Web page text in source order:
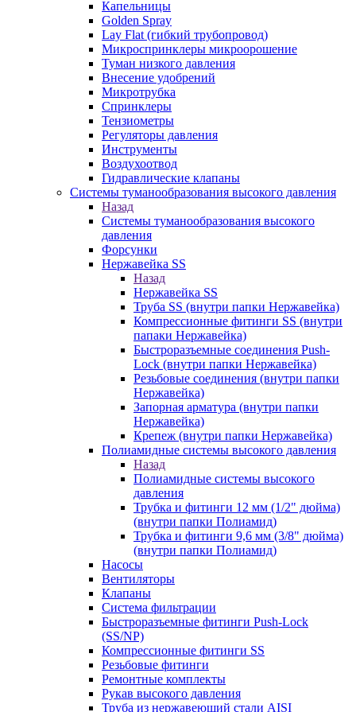
Капельницы
Golden Spray
Lay Flat (гибкий трубопровод)
Микроспринклеры микроорошение
Туман низкого давления
Внесение удобрений
Микротрубка
Спринклеры
Тензиометры
Регуляторы давления
Инструменты
Воздухоотвод
Гидравлические клапаны
Системы туманообразования высокого давления
Назад
Системы туманообразования высокого
давления
Форсунки
Нержавейка SS
Назад
Нержавейка SS
Труба SS (внутри папки Нержавейка)
Компрессионные фитинги SS (внутри
папаки Нержавейка)
Быстроразъемные соединения Push-
Lock (внутри папки Нержавейка)
Резьбовые соединения (внутри папки
Нержавейка)
Запорная арматура (внутри папки
Нержавейка)
Крепеж (внутри папки Нержавейка)
Полиамидные системы высокого давления
Назад
Полиамидные системы высокого
давления
Трубка и фитинги 12 мм (1/2" дюйма)
(внутри папки Полиамид)
Трубка и фитинги 9,6 мм (3/8" дюйма)
(внутри папки Полиамид)
Насосы
Вентиляторы
Клапаны
Система фильтрации
Быстроразъемные фитинги Push-Lock
(SS/NP)
Компрессионные фитинги SS
Резьбовые фитинги
Ремонтные комплекты
Рукав высокого давления
Труба из нержавеющий стали AISI